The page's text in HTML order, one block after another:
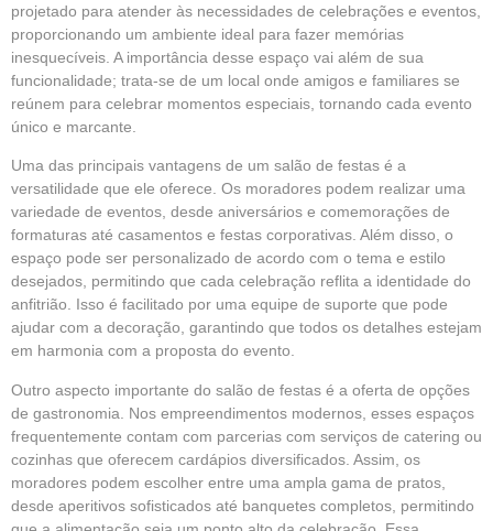
projetado para atender às necessidades de celebrações e eventos,
proporcionando um ambiente ideal para fazer memórias
inesquecíveis. A importância desse espaço vai além de sua
funcionalidade; trata-se de um local onde amigos e familiares se
reúnem para celebrar momentos especiais, tornando cada evento
único e marcante.
Uma das principais vantagens de um salão de festas é a
versatilidade que ele oferece. Os moradores podem realizar uma
variedade de eventos, desde aniversários e comemorações de
formaturas até casamentos e festas corporativas. Além disso, o
espaço pode ser personalizado de acordo com o tema e estilo
desejados, permitindo que cada celebração reflita a identidade do
anfitrião. Isso é facilitado por uma equipe de suporte que pode
ajudar com a decoração, garantindo que todos os detalhes estejam
em harmonia com a proposta do evento.
Outro aspecto importante do salão de festas é a oferta de opções
de gastronomia. Nos empreendimentos modernos, esses espaços
frequentemente contam com parcerias com serviços de catering ou
cozinhas que oferecem cardápios diversificados. Assim, os
moradores podem escolher entre uma ampla gama de pratos,
desde aperitivos sofisticados até banquetes completos, permitindo